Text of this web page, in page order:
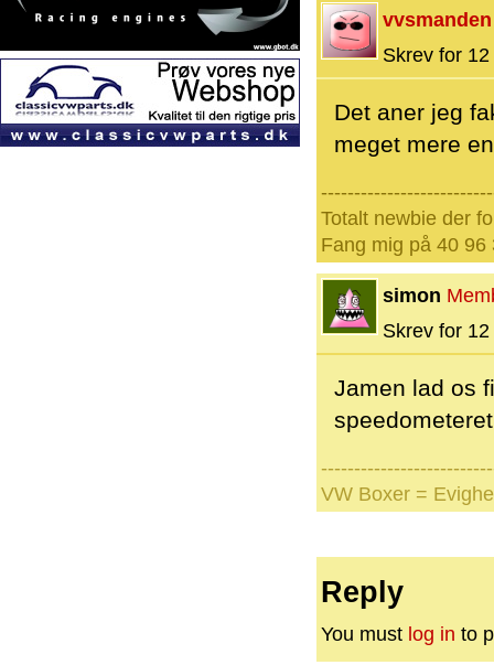
vvsmanden
Skrev for
Det aner jeg
meget mere
Totalt newbie der
Fang mig på 40 96
simon
Skrev for
Jamen lad os
VW Boxer =
Reply
You must log in to